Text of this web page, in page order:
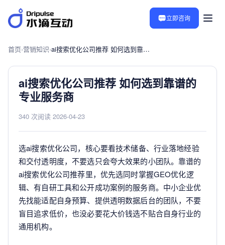
立即咨询
首页›营销知识› ai搜索优化公司推荐 如何选到靠谱的专业服务商
ai搜索优化公司推荐 如何选到靠谱的
专业服务商
340 次阅读 2026-04-23
选ai搜索优化公司，核心要看技术储备、行业落地经验
和交付透明度，不要选只会夸大效果的小团队。靠谱的
ai搜索优化公司推荐里，优先选同时掌握GEO优化逻
辑、有自研工具和公开成功案例的服务商。中小企业优
先找能适配自身预算、提供透明数据后台的团队，不要
盲目追求低价，也没必要花大价钱选不贴合自身行业的
通用机构。